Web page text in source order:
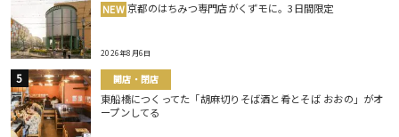
NEW 京都のはちみつ専門店がくずモに。3日間限定
2026年8月6日
開店・閉店
東船橋につくってた「胡麻切りそば酒と肴とそば おおの」がオ
ープンしてる